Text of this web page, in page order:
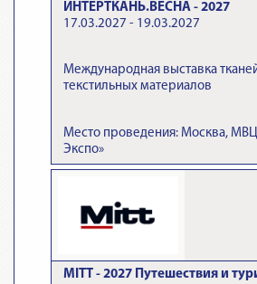
ИНТЕРТКАНЬ.ВЕСНА - 2027
17.03.2027 - 19.03.2027
Международная выставка
текстильных материалов
Место проведения: Москва,
Экспо»
MITT - 2027 Путешествия и